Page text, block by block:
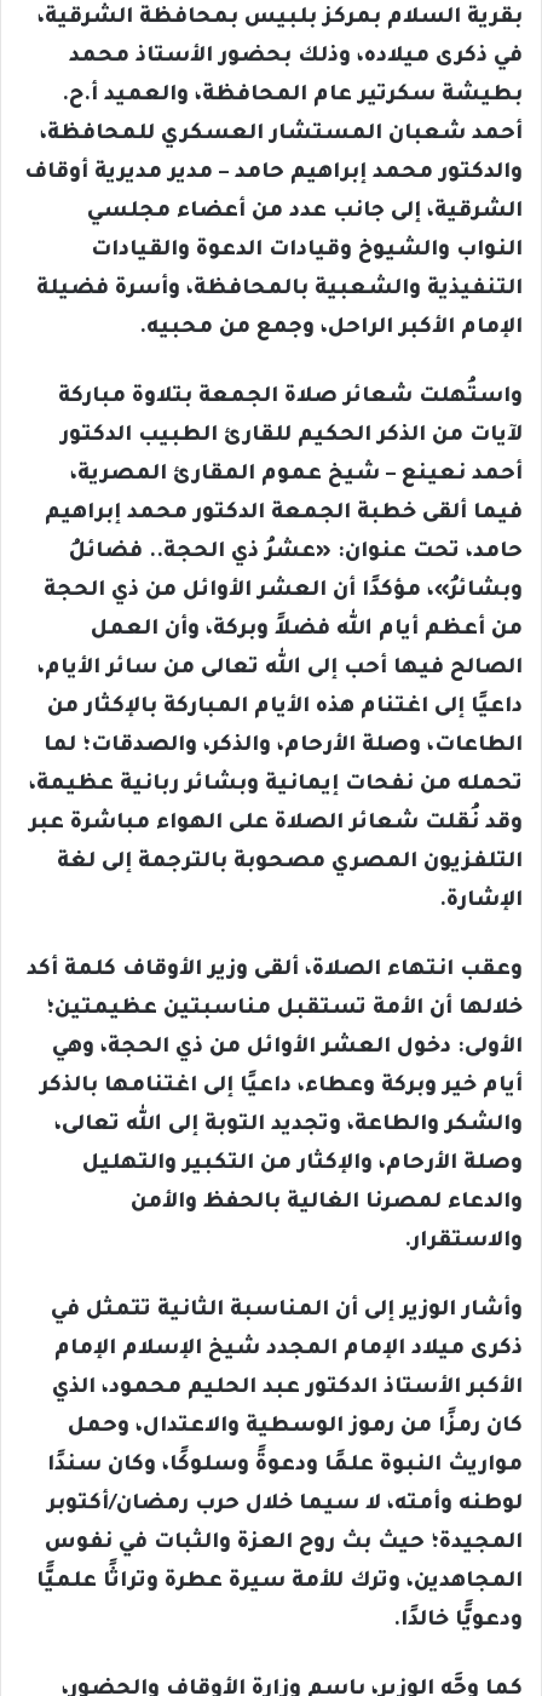
بقرية السلام بمركز بلبيس بمحافظة الشرقية،
في ذكرى ميلاده، وذلك بحضور الأستاذ محمد
بطيشة سكرتير عام المحافظة، والعميد أ.ح.
أحمد شعبان المستشار العسكري للمحافظة،
والدكتور محمد إبراهيم حامد – مدير مديرية أوقاف
الشرقية، إلى جانب عدد من أعضاء مجلسي
النواب والشيوخ وقيادات الدعوة والقيادات
التنفيذية والشعبية بالمحافظة، وأسرة فضيلة
الإمام الأكبر الراحل، وجمع من محبيه.
واستُهلت شعائر صلاة الجمعة بتلاوة مباركة
لآيات من الذكر الحكيم للقارئ الطبيب الدكتور
أحمد نعينع – شيخ عموم المقارئ المصرية،
فيما ألقى خطبة الجمعة الدكتور محمد إبراهيم
حامد، تحت عنوان: «عشرُ ذي الحجة.. فضائلُ
وبشائرُ»، مؤكدًا أن العشر الأوائل من ذي الحجة
من أعظم أيام الله فضلاً وبركة، وأن العمل
الصالح فيها أحب إلى الله تعالى من سائر الأيام،
داعيًا إلى اغتنام هذه الأيام المباركة بالإكثار من
الطاعات، وصلة الأرحام، والذكر، والصدقات؛ لما
تحمله من نفحات إيمانية وبشائر ربانية عظيمة،
وقد نُقلت شعائر الصلاة على الهواء مباشرة عبر
التلفزيون المصري مصحوبة بالترجمة إلى لغة
الإشارة.
وعقب انتهاء الصلاة، ألقى وزير الأوقاف كلمة أكد
خلالها أن الأمة تستقبل مناسبتين عظيمتين؛
الأولى: دخول العشر الأوائل من ذي الحجة، وهي
أيام خير وبركة وعطاء، داعيًا إلى اغتنامها بالذكر
والشكر والطاعة، وتجديد التوبة إلى الله تعالى،
وصلة الأرحام، والإكثار من التكبير والتهليل
والدعاء لمصرنا الغالية بالحفظ والأمن
والاستقرار.
وأشار الوزير إلى أن المناسبة الثانية تتمثل في
ذكرى ميلاد الإمام المجدد شيخ الإسلام الإمام
الأكبر الأستاذ الدكتور عبد الحليم محمود، الذي
كان رمزًا من رموز الوسطية والاعتدال، وحمل
مواريث النبوة علمًا ودعوةً وسلوكًا، وكان سندًا
لوطنه وأمته، لا سيما خلال حرب رمضان/أكتوبر
المجيدة؛ حيث بث روح العزة والثبات في نفوس
المجاهدين، وترك للأمة سيرة عطرة وتراثًا علميًّا
ودعويًّا خالدًا.
كما وجَّه الوزير، باسم وزارة الأوقاف والحضور،